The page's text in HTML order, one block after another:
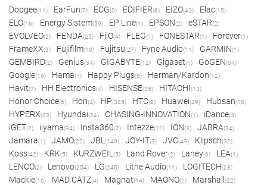
Doogee(11) EarFun(7) ECG(9) EDIFIER(8) EIZO(42) Elac(15)
ELO(16) Energy Sistem(59) EP Line(1) EPSON(2) eSTAR(2)
EVOLVEO(2) FENDA(25) FiiO(4) FLEG(1) FONESTAR(1) Forever(1)
FrameXX(3) Fujifilm(10) Fujitsu(27) Fyne Audio(11) GARMIN(1)
GEMBIRD(2) Genius(34) GIGABYTE(12) Gigaset(1) GoGEN(54)
Google(16) Hama(7) Happy Plugs(5) Harman/Kardon(12)
Havit(7) HH Electronics(4) HISENSE(35) HITACHI(13)
Honor Choice(6) Hori(4) HP(385) HTC(2) Huawei(49) Hubsan(18)
HYPERX(23) Hyundai(24) CHASING-INNOVATION(1) iDance(3)
iGET(2) iiyama(94) Insta360(2) Intezze(11) ION(3) JABRA(34)
Jamara(1) JAMO(22) JBL (149) JOY-IT(3) JVC(49) Klipsch(32)
Koss(42) KRK(5) KURZWEIL (5) Land Rover(2) Laney(6) LEA(1)
LENCO(2) Lenovo(254) LG(245) Lithe Audio(11) LOGITECH(28)
Mackie(16) MAD CATZ(4) Magnat(14) MAONO(1) Marshall (22)